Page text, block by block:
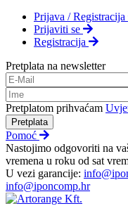
Prijava / Registracija
Prijaviti se
Registracija
Pretplata na newsletter
Pretplatom prihvaćam
Pretplata
Pomoć
Nastojimo odgovoriti na
vremena u roku od sat
U vezi garancije:
info@iponcomp.hr